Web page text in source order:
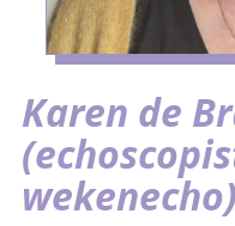
Karen de
wekenecho)